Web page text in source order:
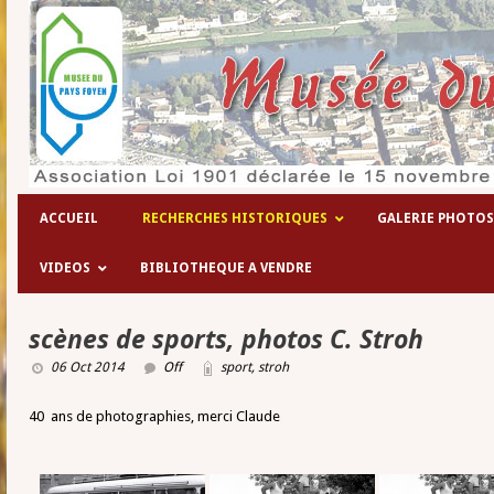
Les hôpitaux temporaires de la 1°
ACCUEIL RECHERCHES HISTORIQUES GALERIE PHOTOS
VIDEOS BIBLIOTHEQUE A VENDRE
scènes de sports, photos C. Stroh
06 Oct 2014 Off sport, stroh
40 ans de photographies, merci Claude